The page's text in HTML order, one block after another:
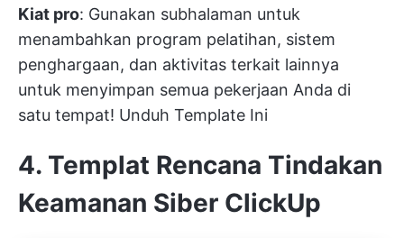
Kiat pro: Gunakan subhalaman untuk
menambahkan program pelatihan, sistem
penghargaan, dan aktivitas terkait lainnya
untuk menyimpan semua pekerjaan Anda di
satu tempat! Unduh Template Ini
4. Templat Rencana Tindakan
Keamanan Siber ClickUp